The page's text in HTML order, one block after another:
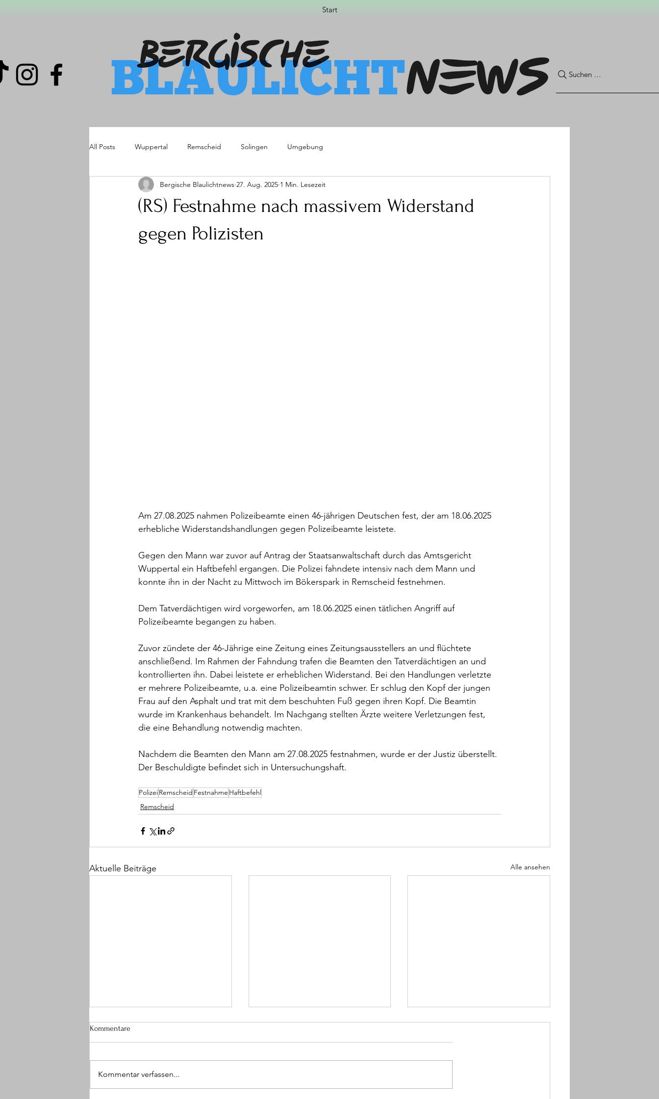
Start
Suchen …
All Posts Wuppertal Remscheid Solingen Umgebung
(RS) Festnahme nach massivem Widerstand
gegen Polizisten
Bergische Blaulichtnews 27. Aug. 2025 1 Min. Lesezeit
Am 27.08.2025 nahmen Polizeibeamte einen 46-jährigen Deutschen fest, der am 18.06.2025
erhebliche Widerstandshandlungen gegen Polizeibeamte leistete.
Gegen den Mann war zuvor auf Antrag der Staatsanwaltschaft durch das Amtsgericht
Wuppertal ein Haftbefehl ergangen. Die Polizei fahndete intensiv nach dem Mann und
konnte ihn in der Nacht zu Mittwoch im Bökerspark in Remscheid festnehmen.
Dem Tatverdächtigen wird vorgeworfen, am 18.06.2025 einen tätlichen Angriff auf
Polizeibeamte begangen zu haben.
Zuvor zündete der 46-Jährige eine Zeitung eines Zeitungsausstellers an und flüchtete
anschließend. Im Rahmen der Fahndung trafen die Beamten den Tatverdächtigen an und
kontrollierten ihn. Dabei leistete er erheblichen Widerstand. Bei den Handlungen verletzte
er mehrere Polizeibeamte, u.a. eine Polizeibeamtin schwer. Er schlug den Kopf der jungen
Frau auf den Asphalt und trat mit dem beschuhten Fuß gegen ihren Kopf. Die Beamtin
wurde im Krankenhaus behandelt. Im Nachgang stellten Ärzte weitere Verletzungen fest,
die eine Behandlung notwendig machten.
Nachdem die Beamten den Mann am 27.08.2025 festnahmen, wurde er der Justiz überstellt.
Der Beschuldigte befindet sich in Untersuchungshaft.
PolizeiRemscheid Festnahme Haftbefehl
Remscheid
Aktuelle Beiträge Alle ansehen
Kommentare
Kommentar verfassen...